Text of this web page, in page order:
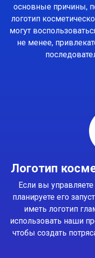
основные причины,
логотип
могут
не менее,
Логотип
Если вы
планируете его
иметь логотип
использовать наши
чтобы создать